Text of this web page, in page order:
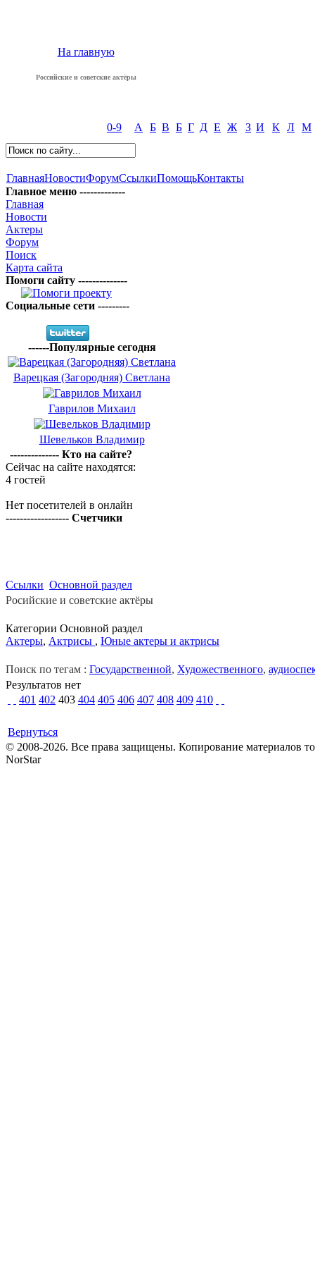
На главную
Российские и советские актёры
0-9 А Б В Б Г Д Е Ж З И К Л М
ГлавнаяНовостиФорумСсылкиПомощьКонтакты
Главное меню -------------
Главная
Новости
Актеры
Форум
Поиск
Карта сайта
Помоги сайту --------------
Социальные сети ---------
------Популярные сегодня
Варецкая (Загородняя) Светлана
Гаврилов Михаил
Шевельков Владимир
-------------- Кто на сайте?
Сейчас на сайте находятся:
4 гостей
Нет посетителей в онлайн
------------------ Счетчики
Ссылки Основной раздел
Росийские и советские актёры
Категории Основной раздел
Актеры, Актрисы , Юные актеры и актрисы
Поиск по тегам : Государственной, Художественного,
Результатов нет
401 402 403 404 405 406 407 408 409 410
Вернуться
© 2008-2026. Все права защищены. Копирование материалов
NorStar